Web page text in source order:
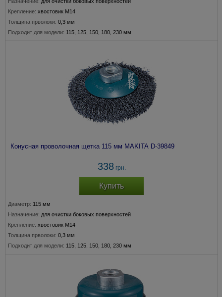
Крепление: хвостовик М14
Толщина прволоки: 0,3 мм
Подходит для модели: 115, 125, 150, 180, 230 мм
Конусная проволочная щетка 115 мм MAKITA D-39849
338грн.
Купить
Диаметр: 115 мм
Назначение: для очистки боковых поверхностей
Крепление: хвостовик М14
Толщина прволоки: 0,3 мм
Подходит для модели: 115, 125, 150, 180, 230 мм